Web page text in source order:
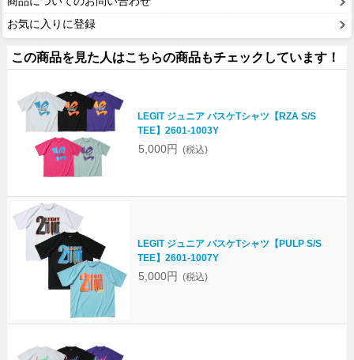
お気に入りに登録
この商品を見た人はこちらの商品もチェックしています！
LEGIT ジュニア バスケTシャツ【RZA S/S
TEE】2601-1003Y
5,000円 (税込)
LEGIT ジュニア バスケTシャツ【PULP S/S
TEE】2601-1007Y
5,000円 (税込)